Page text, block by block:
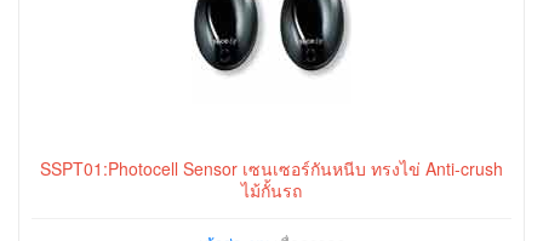
SSPT01:Photocell Sensor เซนเซอร์กันหนีบ ทรงไข่ Anti-crush
ไม้กั้นรถ